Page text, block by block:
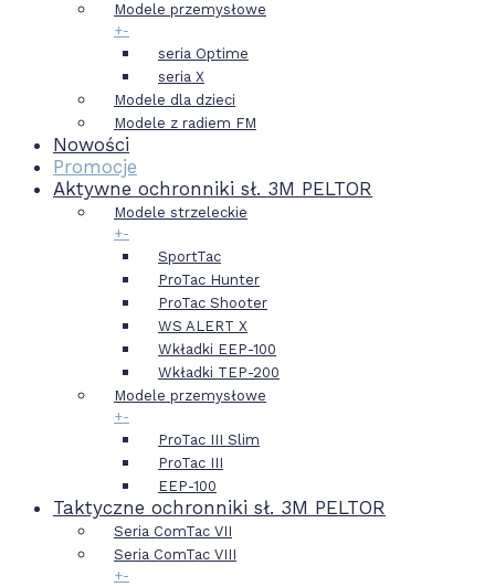
Modele przemysłowe
+-
seria Optime
seria X
Modele dla dzieci
Modele z radiem FM
Nowości
Promocje
Aktywne ochronniki sł. 3M PELTOR
Modele strzeleckie
+-
SportTac
ProTac Hunter
ProTac Shooter
WS ALERT X
Wkładki EEP-100
Wkładki TEP-200
Modele przemysłowe
+-
ProTac III Slim
ProTac III
EEP-100
Taktyczne ochronniki sł. 3M PELTOR
Seria ComTac VII
Seria ComTac VIII
+-